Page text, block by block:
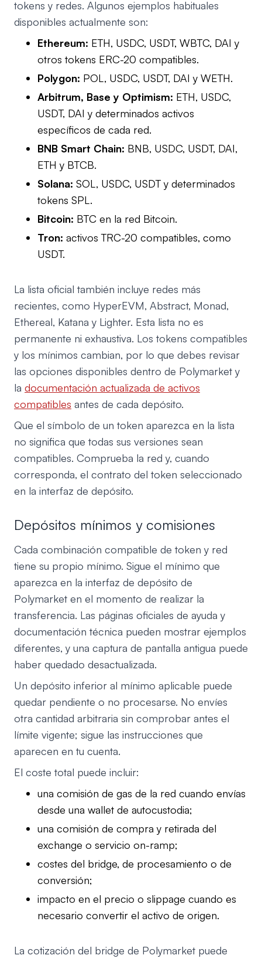
tokens y redes. Algunos ejemplos habituales
disponibles actualmente son:
Ethereum: ETH, USDC, USDT, WBTC, DAI y
otros tokens ERC-20 compatibles.
Polygon: POL, USDC, USDT, DAI y WETH.
Arbitrum, Base y Optimism: ETH, USDC,
USDT, DAI y determinados activos
específicos de cada red.
BNB Smart Chain: BNB, USDC, USDT, DAI,
ETH y BTCB.
Solana: SOL, USDC, USDT y determinados
tokens SPL.
Bitcoin: BTC en la red Bitcoin.
Tron: activos TRC-20 compatibles, como
USDT.
La lista oficial también incluye redes más
recientes, como HyperEVM, Abstract, Monad,
Ethereal, Katana y Lighter. Esta lista no es
permanente ni exhaustiva. Los tokens compatibles
y los mínimos cambian, por lo que debes revisar
las opciones disponibles dentro de Polymarket y
la documentación actualizada de activos
compatibles antes de cada depósito.
Que el símbolo de un token aparezca en la lista
no significa que todas sus versiones sean
compatibles. Comprueba la red y, cuando
corresponda, el contrato del token seleccionado
en la interfaz de depósito.
Depósitos mínimos y comisiones
Cada combinación compatible de token y red
tiene su propio mínimo. Sigue el mínimo que
aparezca en la interfaz de depósito de
Polymarket en el momento de realizar la
transferencia. Las páginas oficiales de ayuda y
documentación técnica pueden mostrar ejemplos
diferentes, y una captura de pantalla antigua puede
haber quedado desactualizada.
Un depósito inferior al mínimo aplicable puede
quedar pendiente o no procesarse. No envíes
otra cantidad arbitraria sin comprobar antes el
límite vigente; sigue las instrucciones que
aparecen en tu cuenta.
El coste total puede incluir:
una comisión de gas de la red cuando envías
desde una wallet de autocustodia;
una comisión de compra y retirada del
exchange o servicio on-ramp;
costes del bridge, de procesamiento o de
conversión;
impacto en el precio o slippage cuando es
necesario convertir el activo de origen.
La cotización del bridge de Polymarket puede